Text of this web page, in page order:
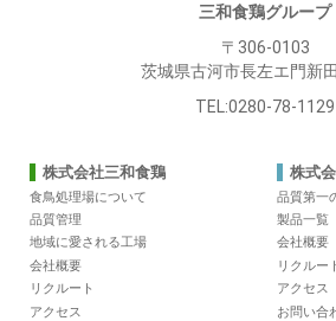
三和食鶏グループ
〒306-0103
茨城県古河市長左エ門新
TEL:0280-78-1129
株式会社三和食鶏
食鳥処理場について
品質管理
地域に愛される工場
会社概要
リクルート
アクセス
株式
品質第一
製品一覧
会社概要
リクルー
アクセス
お問い合